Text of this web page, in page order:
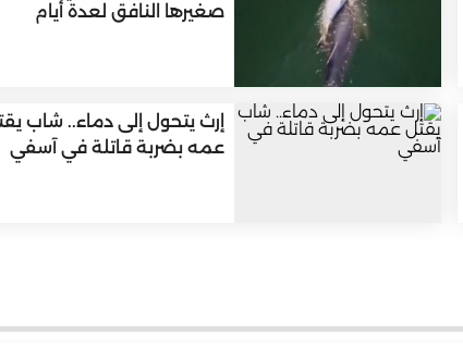
صغيرها النافق لعدة أيام
إرث يتحول إلى دماء.. شاب
عمه بضربة قاتلة في آسفي